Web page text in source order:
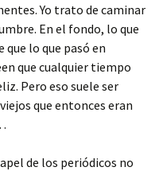
Yo trato de caminar
En el fondo, lo que
lo que pasó en
que cualquier tiempo
Pero eso suele ser
que entonces eran
de los periódicos no